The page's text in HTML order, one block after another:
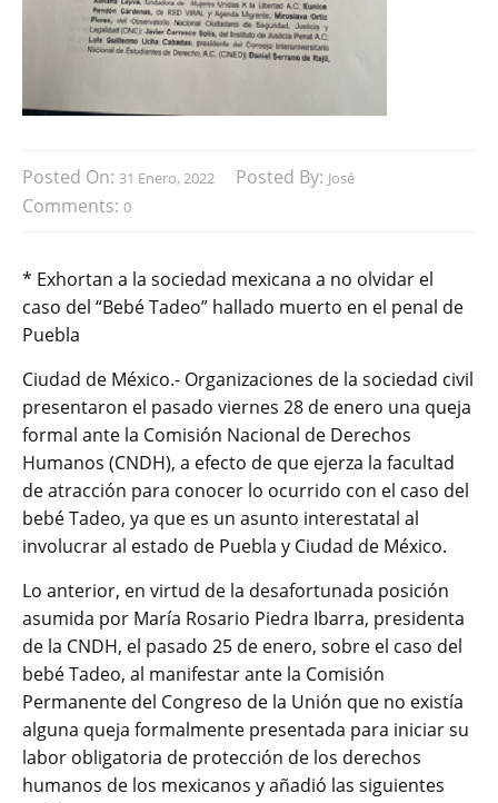
Posted On: 31 Enero, 2022 Posted By: José
Comments: 0
* Exhortan a la sociedad mexicana a no olvidar el
caso del “Bebé Tadeo” hallado muerto en el penal de
Puebla
Ciudad de México.- Organizaciones de la sociedad civil
presentaron el pasado viernes 28 de enero una queja
formal ante la Comisión Nacional de Derechos
Humanos (CNDH), a efecto de que ejerza la facultad
de atracción para conocer lo ocurrido con el caso del
bebé Tadeo, ya que es un asunto interestatal al
involucrar al estado de Puebla y Ciudad de México.
Lo anterior, en virtud de la desafortunada posición
asumida por María Rosario Piedra Ibarra, presidenta
de la CNDH, el pasado 25 de enero, sobre el caso del
bebé Tadeo, al manifestar ante la Comisión
Permanente del Congreso de la Unión que no existía
alguna queja formalmente presentada para iniciar su
labor obligatoria de protección de los derechos
humanos de los mexicanos y añadió las siguientes